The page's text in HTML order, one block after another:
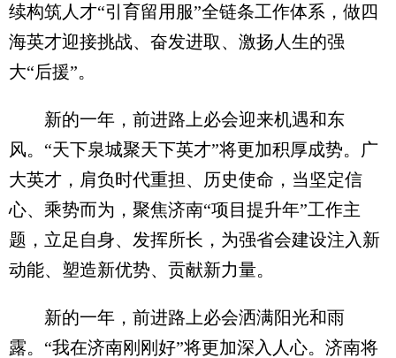
续构筑人才“引育留用服”全链条工作体系，做四
海英才迎接挑战、奋发进取、激扬人生的强
大“后援”。
新的一年，前进路上必会迎来机遇和东
风。“天下泉城聚天下英才”将更加积厚成势。广
大英才，肩负时代重担、历史使命，当坚定信
心、乘势而为，聚焦济南“项目提升年”工作主
题，立足自身、发挥所长，为强省会建设注入新
动能、塑造新优势、贡献新力量。
新的一年，前进路上必会洒满阳光和雨
露。“我在济南刚刚好”将更加深入人心。济南将